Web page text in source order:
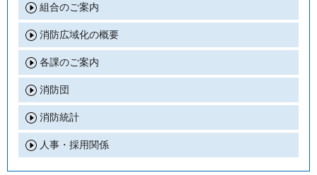
組合のご案内
消防広域化の概要
各課のご案内
消防団
消防統計
人事・採用関係